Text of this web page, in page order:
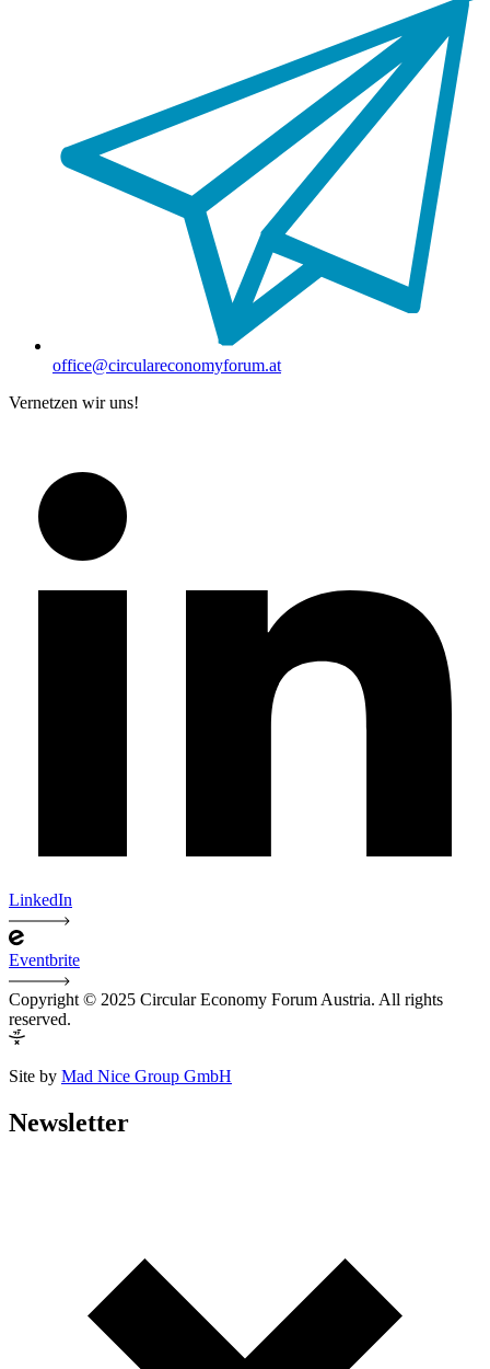
office@circulareconomyforum.at
Vernetzen wir uns!
LinkedIn
Eventbrite
Copyright © 2025 Circular Economy Forum Austria. All rights
reserved.
Site by Mad Nice Group GmbH
Newsletter